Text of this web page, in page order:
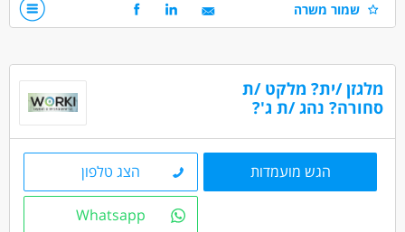
מחסנים ולוגיסטיקה - מחסנאות ואחסון
נהגים, רכב ותחבורה - מלגזה
משרה מלאה
עבודה לפי שעות
שמור משרה
מלגזן /ית? מלקט /ת
סחורה? נהג /ת ג'?
הגש מועמדות הצג טלפון
Whatsapp